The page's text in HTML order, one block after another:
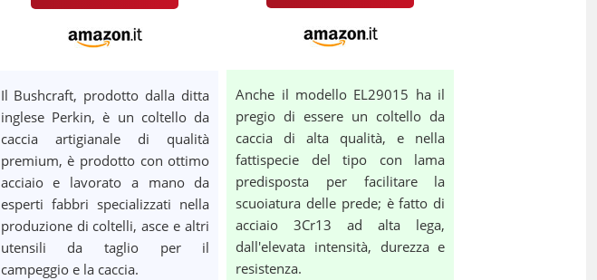
Il Bushcraft, prodotto dalla ditta
inglese Perkin, è un coltello da
caccia artigianale di qualità
premium, è prodotto con ottimo
acciaio e lavorato a mano da
esperti fabbri specializzati nella
produzione di coltelli, asce e altri
utensili da taglio per il
campeggio e la caccia.
Anche il modello EL29015 ha il
pregio di essere un coltello da
caccia di alta qualità, e nella
fattispecie del tipo con lama
predisposta per facilitare la
scuoiatura delle prede; è fatto di
acciaio 3Cr13 ad alta lega,
dall'elevata intensità, durezza e
resistenza.